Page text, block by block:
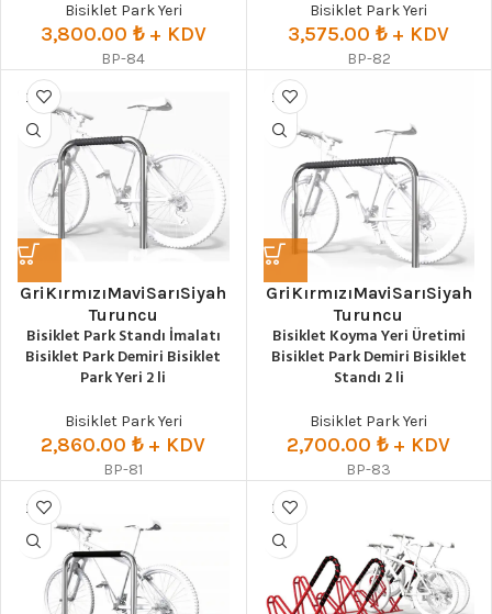
Bisiklet Park Yeri
3,800.00 ₺+ KDV
BP-84
Bisiklet Park Yeri
3,575.00₺+ KDV
BP-82
Gri KırmızıMaviSarıSiyah
Turuncu
Bisiklet Park Standı İmalatı
Bisiklet Park Demiri Bisiklet
Park Yeri 2 li
Bisiklet Park Yeri
2,860.00₺+ KDV
BP-81
Gri KırmızıMaviSarıSiyah
Turuncu
Bisiklet Koyma Yeri Üretimi
Bisiklet Park Demiri Bisiklet
Standı 2 li
Bisiklet Park Yeri
2,700.00₺+ KDV
BP-83